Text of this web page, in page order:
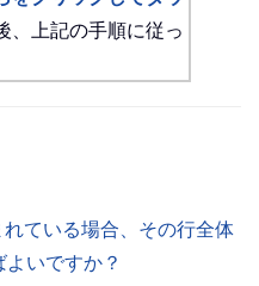
、上記の手順に従っ
ている場合、その行全体
いですか？